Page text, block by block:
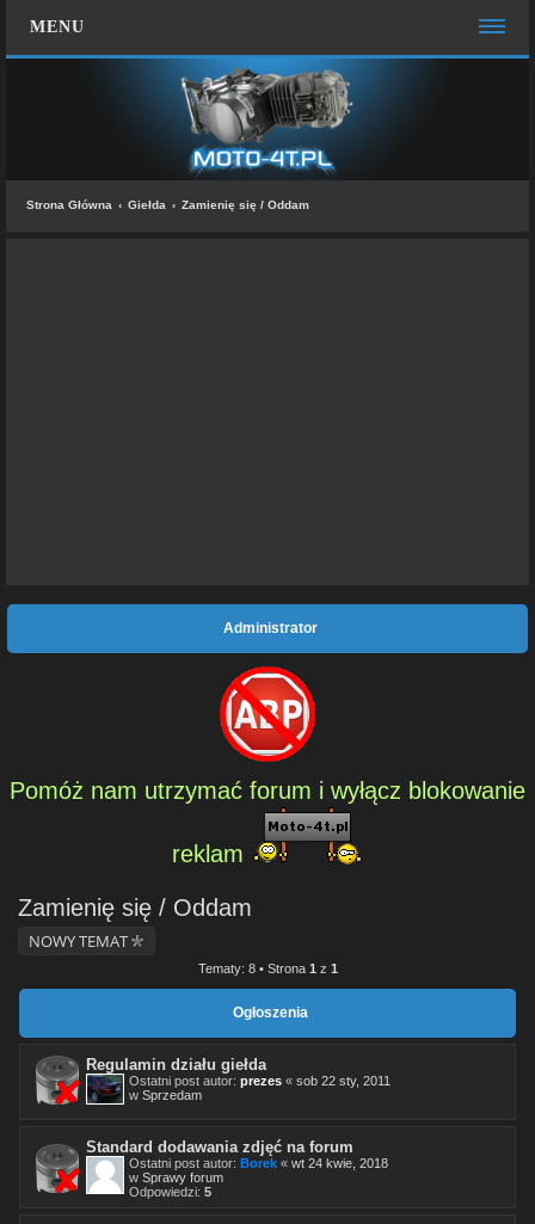
MENU
Zespół administracyjny
FAQ
Strona Główna Giełda Zamienię się / Oddam
Administrator
Pomóż nam utrzymać forum i wyłącz blokowanie
reklam
Zamienię się / Oddam
NOWY TEMAT
Tematy: 8 • Strona 1 z 1
Ogłoszenia
Regulamin działu giełda
Ostatni post autor: prezes « sob 22 sty, 2011
w Sprzedam
Standard dodawania zdjęć na forum
Ostatni post autor: Borek « wt 24 kwie, 2018
w Sprawy forum
Odpowiedzi: 5